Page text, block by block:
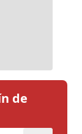
de